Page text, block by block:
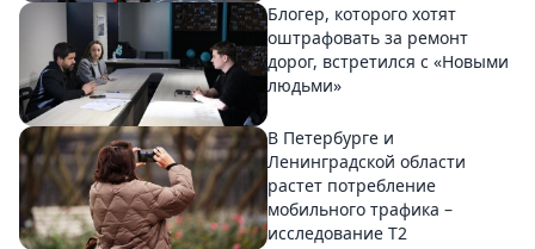
Блогер, которого хотят
оштрафовать за ремонт
дорог, встретился с «Новыми
людьми»
В Петербурге и
Ленинградской области
растет потребление
мобильного трафика –
исследование T2